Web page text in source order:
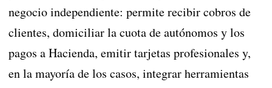
negocio independiente: permite recibir cobros de
clientes, domiciliar la cuota de autónomos y los
pagos a Hacienda, emitir tarjetas profesionales y,
en la mayoría de los casos, integrar herramientas